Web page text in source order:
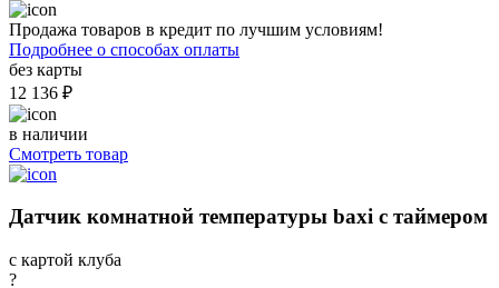
Продажа товаров в кредит по лучшим условиям!
Подробнее о способах оплаты
без карты
12 136 ₽
в наличии
Смотреть товар
Датчик комнатной температуры baxi с таймером
с картой клуба
?